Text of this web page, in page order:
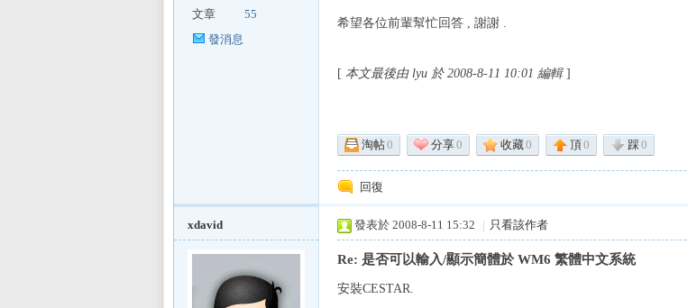
文章
55
發消息
希望各位前輩幫忙回答 , 謝謝 .
[ 本文最後由 lyu 於 2008-8-11 10:01 編輯 ]
淘帖0 分享0 收藏0 頂0 踩0
回復
xdavid 發表於 2008-8-11 15:32 | 只看該作者
Re: 是否可以輸入/顯示簡體於 WM6 繁體中文系統
安裝CESTAR.